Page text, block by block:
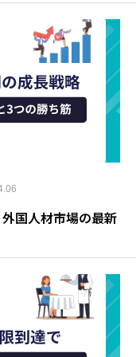
国人材市場の最新